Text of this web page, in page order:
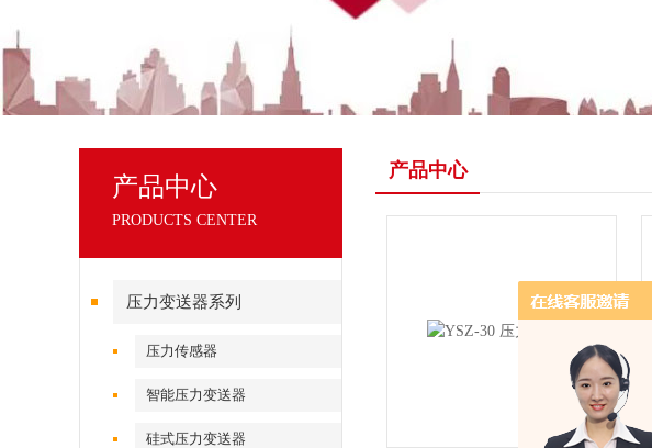
产品中心
PRODUCTS CENTER
压力变送器系列
压力传感器
智能压力变送器
硅式压力变送器
产品中心